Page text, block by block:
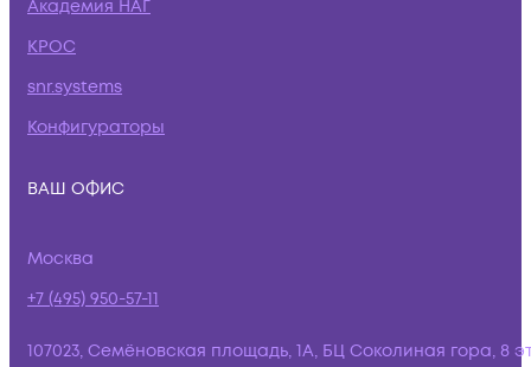
Академия НАГ
КРОС
snr.systems
Конфигураторы
ВАШ ОФИС
Москва
+7 (495) 950-57-11
107023, Семёновская площадь, 1А, БЦ Соколиная гора, 8